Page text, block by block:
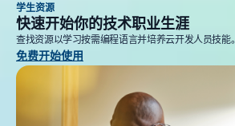
学生资源
快速开始你的技术职业生涯
查找资源以学习按需编程语言并培养云开发人员技能。
免费开始使用